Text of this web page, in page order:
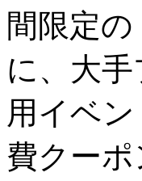
間限定
に、大
用イベ
費クー